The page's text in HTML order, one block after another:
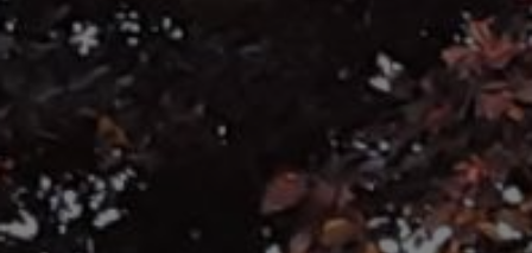
BOENDE
LÄGENHET 1
LÄGENHET 2
LÄGENHET 3
LÄGENHET 4